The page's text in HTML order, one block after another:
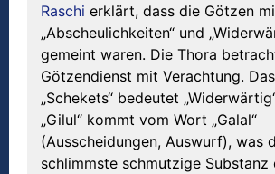
Raschi erklärt, dass die Götzen
„Abscheulichkeiten“ und
gemeint waren. Die Thora
Götzendienst mit Verachtung.
„Schekets“ bedeutet
„Gilul“ kommt vom Wort „Galal“
(Ausscheidungen, Auswurf), was
schlimmste schmutzige